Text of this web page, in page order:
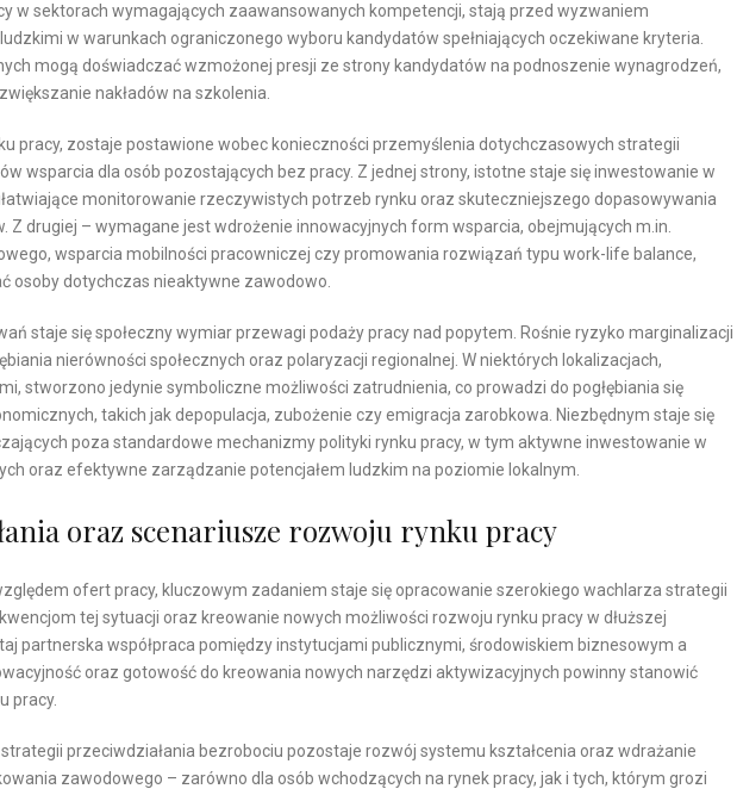
w sektorach wymagających zaawansowanych kompetencji, stają przed wyzwaniem
w warunkach ograniczonego wyboru kandydatów spełniających oczekiwane kryteria.
mogą doświadczać wzmożonej presji ze strony kandydatów na podnoszenie wynagrodzeń,
nakładów na szkolenia.
pracy, zostaje postawione wobec konieczności przemyślenia dotychczasowych strategii
wsparcia dla osób pozostających bez pracy. Z jednej strony, istotne staje się inwestowanie w
monitorowanie rzeczywistych potrzeb rynku oraz skuteczniejszego dopasowywania
Z drugiej – wymagane jest wdrożenie innowacyjnych form wsparcia, obejmujących m.in.
wsparcia mobilności pracowniczej czy promowania rozwiązań typu work-life balance,
osoby dotychczas nieaktywne zawodowo.
staje się społeczny wymiar przewagi podaży pracy nad popytem. Rośnie ryzyko marginalizacji
nierówności społecznych oraz polaryzacji regionalnej. W niektórych lokalizacjach,
stworzono jedynie symboliczne możliwości zatrudnienia, co prowadzi do pogłębiania się
takich jak depopulacja, zubożenie czy emigracja zarobkowa. Niezbędnym staje się
poza standardowe mechanizmy polityki rynku pracy, w tym aktywne inwestowanie w
oraz efektywne zarządzanie potencjałem ludzkim na poziomie lokalnym.
oraz scenariusze rozwoju rynku pracy
ofert pracy, kluczowym zadaniem staje się opracowanie szerokiego wachlarza strategii
tej sytuacji oraz kreowanie nowych możliwości rozwoju rynku pracy w dłuższej
partnerska współpraca pomiędzy instytucjami publicznymi, środowiskiem biznesowym a
oraz gotowość do kreowania nowych narzędzi aktywizacyjnych powinny stanowić
pracy.
przeciwdziałania bezrobociu pozostaje rozwój systemu kształcenia oraz wdrażanie
zawodowego – zarówno dla osób wchodzących na rynek pracy, jak i tych, którym grozi